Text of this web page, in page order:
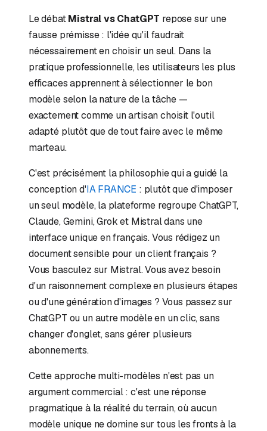
Le débatMistral vs ChatGPT repose sur une
fausse prémisse : l'idée qu'il faudrait
nécessairement en choisir un seul. Dans la
pratique professionnelle, les utilisateurs les plus
efficaces apprennent à sélectionner le bon
modèle selon la nature de la tâche —
exactement comme un artisan choisit l'outil
adapté plutôt que de tout faire avec le même
marteau.
C'est précisément la philosophie qui a guidé la
conception d'IA FRANCE : plutôt que d'imposer
un seul modèle, la plateforme regroupe ChatGPT,
Claude, Gemini, Grok et Mistral dans une
interface unique en français. Vous rédigez un
document sensible pour un client français ?
Vous basculez sur Mistral. Vous avez besoin
d'un raisonnement complexe en plusieurs étapes
ou d'une génération d'images ? Vous passez sur
ChatGPT ou un autre modèle en un clic, sans
changer d'onglet, sans gérer plusieurs
abonnements.
Cette approche multi-modèles n'est pas un
argument commercial : c'est une réponse
pragmatique à la réalité du terrain, où aucun
modèle unique ne domine sur tous les fronts à la